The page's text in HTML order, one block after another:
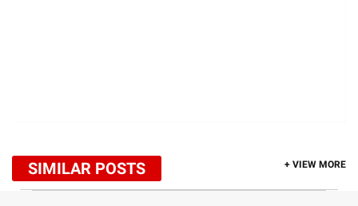
SIMILAR POSTS + VIEW MORE